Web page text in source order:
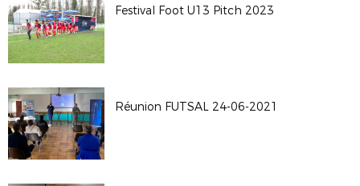
Festival Foot U13 Pitch 2023
Réunion FUTSAL 24-06-2021